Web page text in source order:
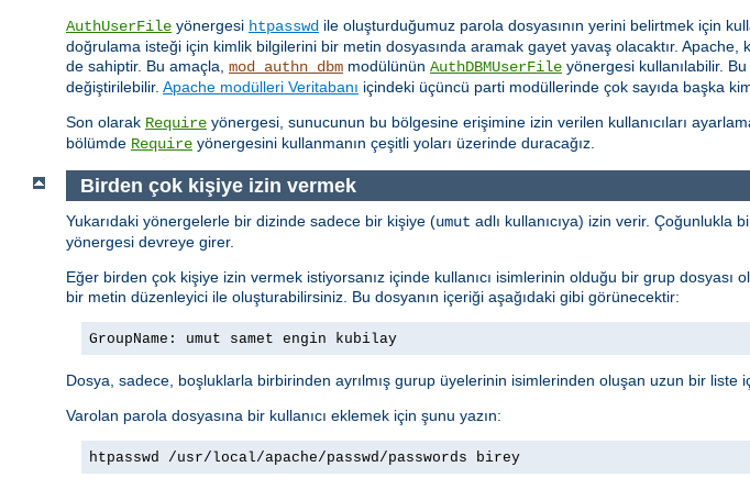
AuthUserFile yönergesi htpasswd ile oluşturduğumuz parola dosyasının yerini belirtmek için
doğrulama isteği için kimlik bilgilerini bir metin dosyasında aramak gayet yavaş olacaktır. Apache,
de sahiptir. Bu amaçla, mod_authn_dbm modülünün AuthDBMUserFile yönergesi kullanılabilir.
değiştirilebilir. Apache modülleri Veritabanı içindeki üçüncü parti modüllerinde çok sayıda başka
Son olarak Require yönergesi, sunucunun bu bölgesine erişimine izin verilen kullanıcıları
bölümde Require yönergesini kullanmanın çeşitli yoları üzerinde duracağız.
Birden çok kişiye izin vermek
Yukarıdaki yönergelerle bir dizinde sadece bir kişiye (umut adlı kullanıcıya) izin verir. Çoğunlukla
yönergesi devreye girer.
Eğer birden çok kişiye izin vermek istiyorsanız içinde kullanıcı isimlerinin olduğu bir grup dosyası
bir metin düzenleyici ile oluşturabilirsiniz. Bu dosyanın içeriği aşağıdaki gibi görünecektir:
GroupName: umut samet engin kubilay
Dosya, sadece, boşluklarla birbirinden ayrılmış gurup üyelerinin isimlerinden oluşan uzun bir liste
Varolan parola dosyasına bir kullanıcı eklemek için şunu yazın:
htpasswd /usr/local/apache/passwd/passwords birey